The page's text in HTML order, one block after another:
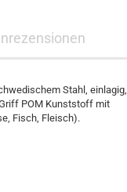
Stahl, einlagig,
POM Kunststoff mit
Fisch, Fleisch).